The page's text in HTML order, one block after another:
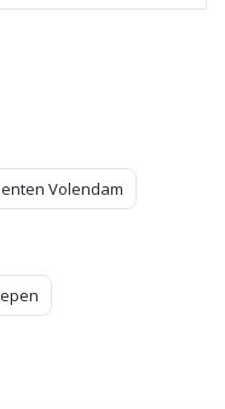
Volendam